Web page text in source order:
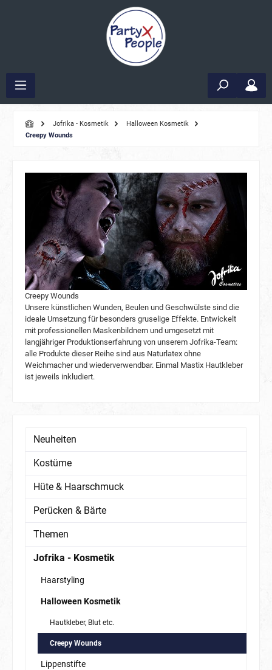
Jofrika - Kosmetik
Halloween Kosmetik
Creepy Wounds
Creepy Wounds
Unsere künstlichen Wunden, Beulen und Geschwülste sind die
ideale Umsetzung für besonders gruselige Effekte. Entwickelt
mit professionellen Maskenbildnern und umgesetzt mit
langjähriger Produktionserfahrung von unserem Jofrika-Team:
alle Produkte dieser Reihe sind aus Naturlatex ohne
Weichmacher und wiederverwendbar. Einmal Mastix Hautkleber
ist jeweils inkludiert.
Neuheiten
Kostüme
Hüte & Haarschmuck
Perücken & Bärte
Themen
Jofrika - Kosmetik
Haarstyling
Halloween Kosmetik
Hautkleber, Blut etc.
Creepy Wounds
Lippenstifte